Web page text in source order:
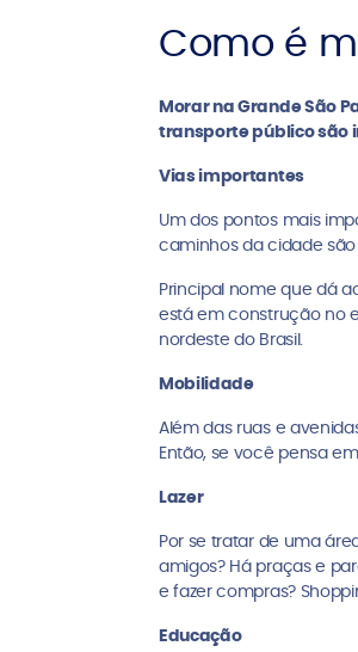
Como é
Morar na Grande São
transporte público são
Vias importantes
Um dos pontos mais
caminhos da cidade
Principal nome que dá
está em construção no
nordeste do Brasil.
Mobilidade
Além das ruas e
Então, se você pensa
Lazer
Por se tratar de uma
amigos? Há praças e
e fazer compras?
Educação